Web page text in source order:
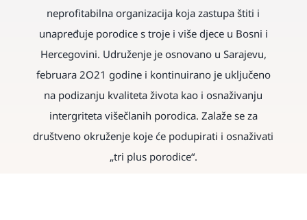
Podržite nas
Kontakt
neprofitabilna organizacija koja zastupa štiti i
unapređuje porodice s troje i više djece u Bosni i
Hercegovini. Udruženje je osnovano u Sarajevu,
februara 2O21 godine i kontinuirano je uključeno
na podizanju kvaliteta života kao i osnaživanju
intergriteta višečlanih porodica. Zalaže se za
društveno okruženje koje će podupirati i osnaživati
„tri plus porodice“.